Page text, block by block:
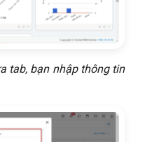
tab, bạn nhập thông tin